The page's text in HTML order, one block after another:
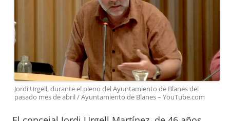
Jordi Urgell, durante el pleno del Ayuntamiento de Blanes del
pasado mes de abril / Ayuntamiento de Blanes – YouTube.com